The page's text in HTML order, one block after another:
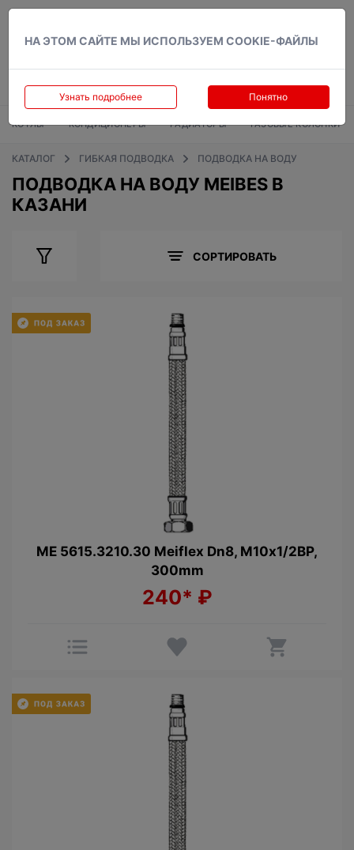
НА ЭТОМ САЙТЕ МЫ ИСПОЛЬЗУЕМ COOKIE-ФАЙЛЫ
Узнать подробнее Понятно
КОТЛЫ КОНДИЦИОНЕРЫ РАДИАТОРЫ ГАЗОВЫЕ КОЛОНКИ
КАТАЛОГ ГИБКАЯ ПОДВОДКА ПОДВОДКА НА ВОДУ
ПОДВОДКА НА ВОДУ MEIBES В
КАЗАНИ
СОРТИРОВАТЬ
МЕ 5615.3210.30 Meiflex Dn8, М10x1/2ВP,
300mm
240* ₽